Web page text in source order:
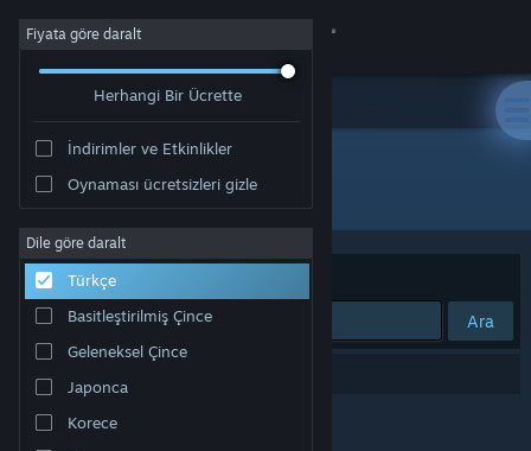
Giriş yap
Hakkında
Destek
Dili değiştir
Steam mobil uygulamasını yükle
Fiyata göre daralt
Herhangi Bir Ücrette
İndirimler ve Etkinlikler
Oynaması ücretsizleri gizle
Dile göre daralt
Türkçe
Basitleştirilmiş Çince
Geleneksel Çince
Japonca
Korece
Geliştirici: Omnitron Studios
Sırala Uygunluk
Ara